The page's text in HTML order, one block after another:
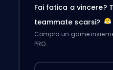
Fai fatica a vincere?
teammate scarsi?
Compra un game
PRO.